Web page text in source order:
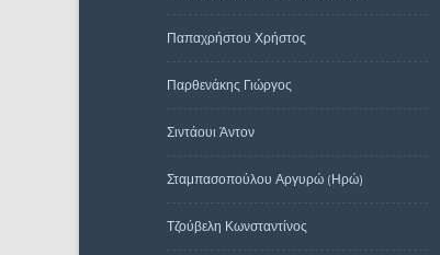
Παπαχρήστου Χρήστος
Παρθενάκης Γιώργος
Σιντάουι Άντον
Σταμπασοπούλου Αργυρώ (Ηρώ)
Τζούβελη Κωνσταντίνος